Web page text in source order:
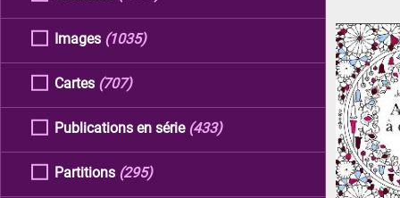
Images (1035)
Cartes (707)
Publications en série (433)
Partitions (295)